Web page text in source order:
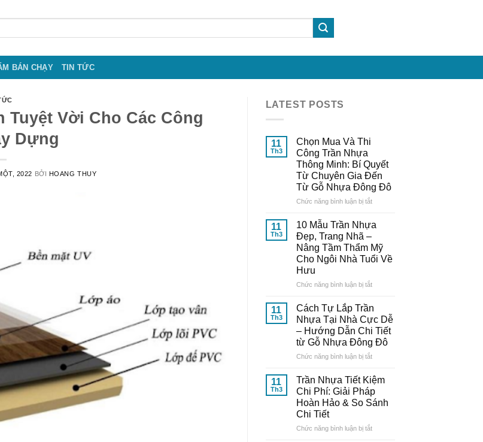
BÁN CHẠY TIN TỨC
Tuyệt Vời Cho Các Công
Dựng
2022 BỞI HOANG THUY
LATEST POSTS
11
Th3
Chọn Mua Và Thi
Công Trần Nhựa
Thông Minh: Bí Quyết
Từ Chuyên Gia Đến
Từ Gỗ Nhựa Đông Đô
Chức năng bình luận bị tắtở
Công
Trần
Thông
Quyết
Từ
Chuyên
Gia
Đến
Nhựa
Đông
Đô
11
Th3
10 Mẫu Trần Nhựa
Đẹp, Trang Nhã –
Nâng Tầm Thẩm Mỹ
Cho Ngôi Nhà Tuổi Về
Hưu
Chức năng bình luận bị tắtở
Trần
Nhựa
Đẹp,
Trang
Nhã
Nâng
Tầm
Thẩm
Mỹ
Ngôi
11
Th3
Cách Tự Lắp Trần
Nhựa Tại Nhà Cực Dễ
– Hướng Dẫn Chi Tiết
từ Gỗ Nhựa Đông Đô
Chức năng bình luận bị tắtở
Tự
Lắp
Trần
Nhựa
Nhà
11
Th3
Trần Nhựa Tiết Kiệm
Chi Phí: Giải Pháp
Hoàn Hảo & So Sánh
Chi Tiết
Chức năng bình luận bị tắtở